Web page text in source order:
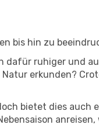
bis hin zu
dafür ruhiger und
erkunden?
bietet dies auch